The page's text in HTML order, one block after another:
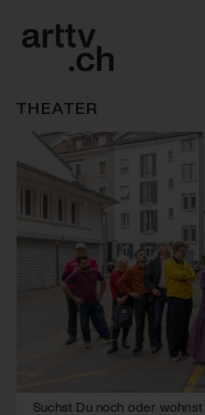
THEATER
Suchst Du noch oder
Mach mit: «Be Part of